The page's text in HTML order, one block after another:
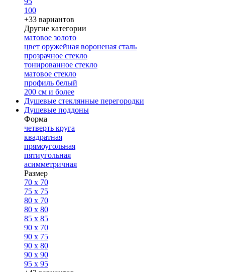
100
+33 вариантов
Другие категории
матовое золото
цвет оружейная вороненая сталь
прозрачное стекло
тонированное стекло
матовое стекло
профиль белый
200 см и более
Душевые стеклянные перегородки
Душевые поддоны
Форма
четверть круга
квадратная
прямоугольная
пятиугольная
асимметричная
Размер
70 x 70
75 x 75
80 x 70
80 x 80
85 x 85
90 x 70
90 x 75
90 x 80
90 x 90
95 x 95